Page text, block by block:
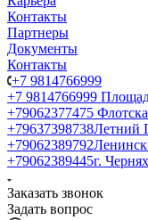
Контакты
Партнеры
Документы
Контакты
+7 9814766999
+7 9814766999
+79062377475
+79637398738Летний
+79062389792
+79062389445г.
Заказать звонок
Задать вопрос